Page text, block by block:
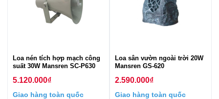
Loa nén tích hợp mạch công
suất 30W Mansren SC-P630
5.120.000₫
Giao hàng toàn quốc
Loa sân vườn ngoài trời 20W
Mansren GS-620
2.590.000₫
Giao hàng toàn quốc